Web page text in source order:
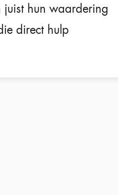
juist hun waardering
direct hulp